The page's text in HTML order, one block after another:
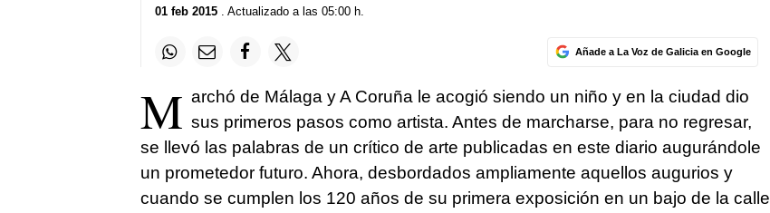
01 feb 2015. Actualizado a las 05:00 h.
Añade a La Voz de Galicia en Google
M archó de Málaga y A Coruña le acogió siendo un niño y en la ciudad dio
sus primeros pasos como artista. Antes de marcharse, para no regresar,
se llevó las palabras de un crítico de arte publicadas en este diario augurándole
un prometedor futuro. Ahora, desbordados ampliamente aquellos augurios y
cuando se cumplen los 120 años de su primera exposición en un bajo de la calle